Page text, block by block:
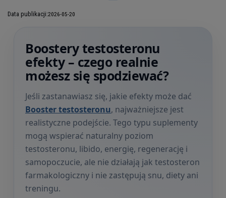
Data publikacji:2026-05-20
Boostery testosteronu
efekty – czego realnie
możesz się spodziewać?
Jeśli zastanawiasz się, jakie efekty może dać
Booster testosteronu, najważniejsze jest
realistyczne podejście. Tego typu suplementy
mogą wspierać naturalny poziom
testosteronu, libido, energię, regenerację i
samopoczucie, ale nie działają jak testosteron
farmakologiczny i nie zastępują snu, diety ani
treningu.